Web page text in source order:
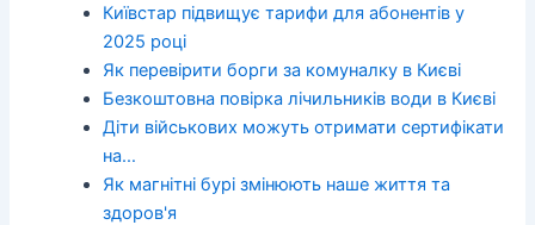
Київстар підвищує тарифи для абонентів у
2025 році
Як перевірити борги за комуналку в Києві
Безкоштовна повірка лічильників води в Києві
Діти військових можуть отримати сертифікати
на…
Як магнітні бурі змінюють наше життя та
здоров'я